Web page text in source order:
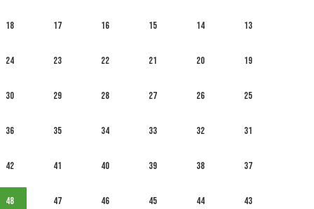
13
14
15
16
17
18
19
20
21
22
23
24
25
26
27
28
29
30
31
32
33
34
35
36
37
38
39
40
41
42
43
44
45
46
47
48